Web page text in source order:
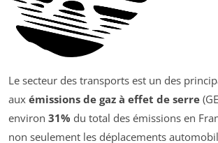
Le secteur des transports est un des
aux émissions de gaz à effet de serre
environ 31% du total des émissions en
non seulement les déplacements